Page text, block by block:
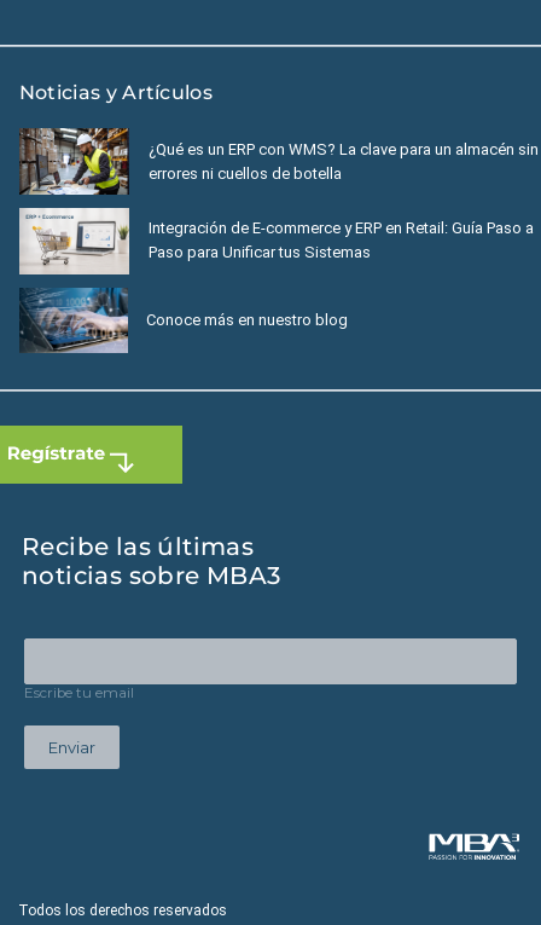
Noticias y Artículos
¿Qué es un ERP con WMS? La clave para un almacén sin
errores ni cuellos de botella
Integración de E-commerce y ERP en Retail: Guía Paso a
Paso para Unificar tus Sistemas
Conoce más en nuestro blog
Recibe las últimas
noticias sobre MBA3
Escribe tu email
Enviar
Todos los derechos reservados